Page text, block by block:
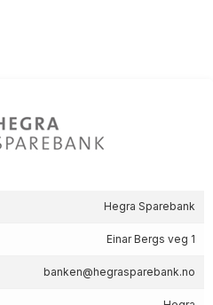
Hegra Sparebank
Einar Bergs veg 1
banken@hegrasparebank.no